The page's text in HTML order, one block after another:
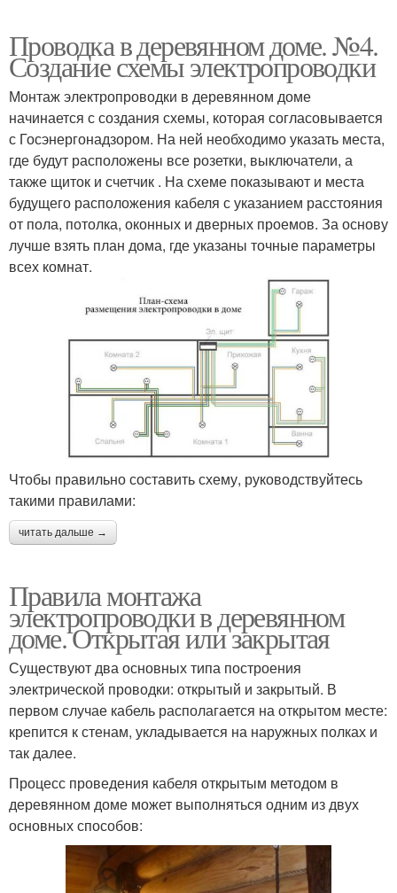
Проводка в деревянном доме. №4.
Создание схемы электропроводки
Монтаж электропроводки в деревянном доме
начинается с создания схемы, которая согласовывается
с Госэнергонадзором. На ней необходимо указать места,
где будут расположены все розетки, выключатели, а
также щиток и счетчик . На схеме показывают и места
будущего расположения кабеля с указанием расстояния
от пола, потолка, оконных и дверных проемов. За основу
лучше взять план дома, где указаны точные параметры
всех комнат.
Чтобы правильно составить схему, руководствуйтесь
такими правилами:
читать дальше →
Правила монтажа
электропроводки в деревянном
доме. Открытая или закрытая
Существуют два основных типа построения
электрической проводки: открытый и закрытый. В
первом случае кабель располагается на открытом месте:
крепится к стенам, укладывается на наружных полках и
так далее.
Процесс проведения кабеля открытым методом в
деревянном доме может выполняться одним из двух
основных способов: